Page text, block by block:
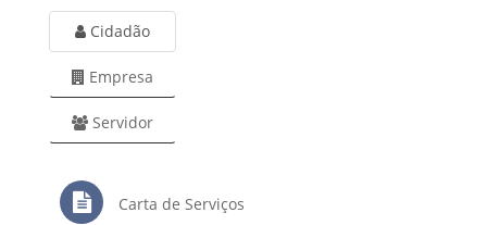
Cidadão
Empresa
Servidor
Carta de Serviços